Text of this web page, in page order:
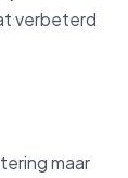
verbeterd
maar